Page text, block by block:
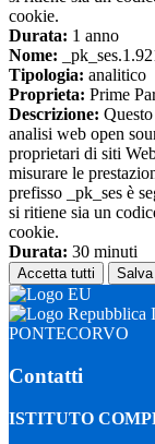
cookie.
Durata: 1 anno
Nome:
Tipologia: analitico
Proprieta: Prime
Descrizione:
analisi web open
proprietari di siti
misurare le
prefisso _pk_ses è
si ritiene sia un
cookie.
Durata: 30 minuti
Accetta tutti
PONTECORVO
Contatti
ISTITUTO